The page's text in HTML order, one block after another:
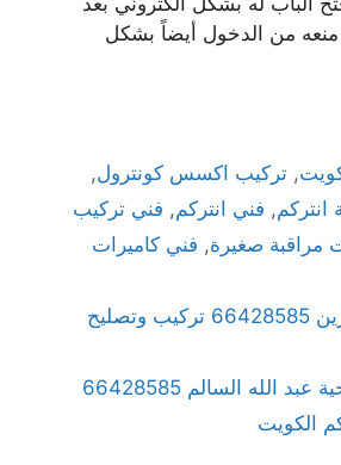
منعه من الدخول أيضاً بشكل
,تركيب اكسس كونترول,
انتركم, فني انتركم, فني تركيب
مراقبة صغيرة, فني كاميرات
فني انتركم القرين 66428585 تركيب وتصليح
فني انتركم ضاحية عبد الله السالم 66428585
الكويت